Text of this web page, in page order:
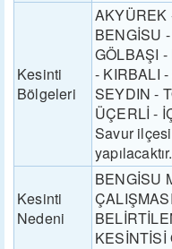
Kesinti
Bölgeleri
AKYÜREK
BENGİSU
GÖLBAŞI
- KIRBALI
SEYDIN -
ÜÇERLİ -
Savur
yapılacaktır.
Kesinti
Nedeni
BENGİSU
KESİNTİSİ